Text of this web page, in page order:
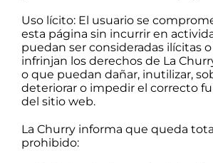
Uso lícito: El usuario se
esta página sin incurrir en
puedan ser consideradas ilícitas
infrinjan los derechos de La
o que puedan dañar, inutilizar,
deteriorar o impedir el correcto
del sitio web.
La Churry informa que queda
prohibido: